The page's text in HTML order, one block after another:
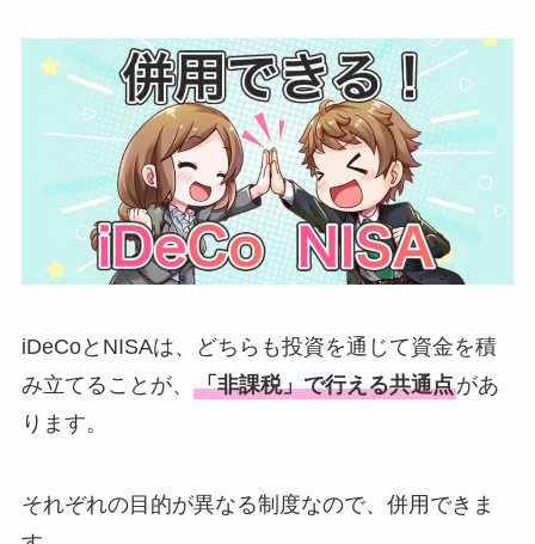
iDeCoとNISAは、どちらも投資を通じて資金を積
み立てることが、 「非課税」で行える共通点があ
ります。
それぞれの目的が異なる制度なので、併用できま